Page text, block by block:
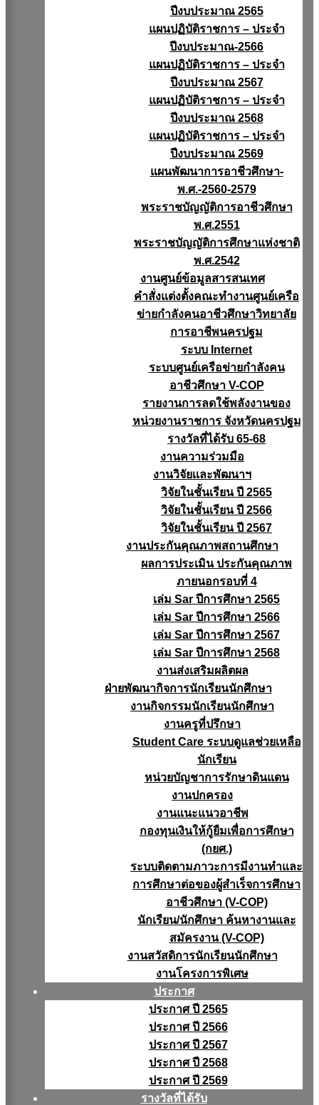
ปีงบประมาณ 2565
แผนปฏิบัติราชการ – ประจำ
ปีงบประมาณ-2566
แผนปฏิบัติราชการ – ประจำ
ปีงบประมาณ 2567
แผนปฏิบัติราชการ – ประจำ
ปีงบประมาณ 2568
แผนปฏิบัติราชการ – ประจำ
ปีงบประมาณ 2569
แผนพัฒนาการอาชีวศึกษา-
พ.ศ.-2560-2579
พระราชบัญญัติการอาชีวศึกษา
พ.ศ.2551
พระราชบัญญัติการศึกษาแห่งชาติ
พ.ศ.2542
งานศูนย์ข้อมูลสารสนเทศ
คำสั่งแต่งตั้งคณะทำงานศูนย์เครือ
ข่ายกำลังคนอาชีวศึกษาวิทยาลัย
การอาชีพนครปฐม
ระบบ Internet
ระบบศูนย์เครือข่ายกำลังคน
อาชีวศึกษา V-COP
รายงานการลดใช้พลังงานของ
หน่วยงานราชการ จังหวัดนครปฐม
รางวัลที่ได้รับ 65-68
งานความร่วมมือ
งานวิจัยเเละพัฒนาฯ
วิจัยในชั้นเรียน ปี 2565
วิจัยในชั้นเรียน ปี 2566
วิจัยในชั้นเรียน ปี 2567
งานประกันคุณภาพสถานศึกษา
ผลการประเมิน ประกันคุณภาพ
ภายนอกรอบที่ 4
เล่ม Sar ปีการศึกษา 2565
เล่ม Sar ปีการศึกษา 2566
เล่ม Sar ปีการศึกษา 2567
เล่ม Sar ปีการศึกษา 2568
งานส่งเสริมผลิตผล
ฝ่ายพัฒนากิจการนักเรียนนักศึกษา
งานกิจกรรมนักเรียนนักศึกษา
งานครูที่ปรึกษา
Student Care ระบบดูแลช่วยเหลือ
นักเรียน
หน่วยบัญชาการรักษาดินแดน
งานปกครอง
งานแนะแนวอาชีพ
กองทุนเงินให้กู้ยืมเพื่อการศึกษา
(กยศ.)
ระบบติดตามภาวะการมีงานทำและ
การศึกษาต่อของผู้สำเร็จการศึกษา
อาชีวศึกษา (V-COP)
นักเรียน/นักศึกษา ค้นหางานและ
สมัครงาน (V-COP)
งานสวัสดิการนักเรียนนักศึกษา
งานโครงการพิเศษ
ประกาศ
ประกาศ ปี 2565
ประกาศ ปี 2566
ประกาศ ปี 2567
ประกาศ ปี 2568
ประกาศ ปี 2569
รางวัลที่ได้รับ